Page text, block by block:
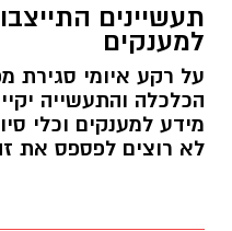
תעשיינים
למענקים
על רקע איומי סגירת
מידע למענקים וכלי
לא רוצים לפספס את